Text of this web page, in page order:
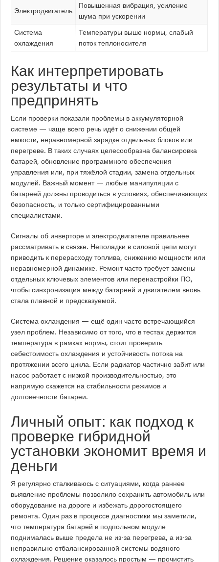
Электродвигатель
Повышенная вибрация, усиление
шума при ускорении
Система
охлаждения
Температуры выше нормы, слабый
поток теплоносителя
Как интерпретировать
результаты и что
предпринять
Если проверки показали проблемы в аккумуляторной
системе — чаще всего речь идёт о снижении общей
емкости, неравномерной зарядке отдельных блоков или
перегреве. В таких случаях целесообразна балансировка
батарей, обновление программного обеспечения
управления или, при тяжёлой стадии, замена отдельных
модулей. Важный момент — любые манипуляции с
батареей должны проводиться в условиях, обеспечивающих
безопасность, и только сертифицированными
специалистами.
Сигналы об инверторе и электродвигателе правильнее
рассматривать в связке. Неполадки в силовой цепи могут
приводить к перерасходу топлива, снижению мощности или
неравномерной динамике. Ремонт часто требует замены
отдельных ключевых элементов или перенастройки ПО,
чтобы синхронизация между батареей и двигателем вновь
стала плавной и предсказуемой.
Система охлаждения — ещё один часто встречающийся
узел проблем. Независимо от того, что в тестах держится
температура в рамках нормы, стоит проверить
себестоимость охлаждения и устойчивость потока на
протяжении всего цикла. Если радиатор частично забит или
насос работает с низкой производительностью, это
напрямую скажется на стабильности режимов и
долговечности батареи.
Личный опыт: как подход к
проверке гибридной
установки экономит время и
деньги
Я регулярно сталкиваюсь с ситуациями, когда раннее
выявление проблемы позволило сохранить автомобиль или
оборудование на дороге и избежать дорогостоящего
ремонта. Один раз в процессе диагностики мы заметили,
что температура батарей в подпольном модуле
поднималась выше предела не из-за перегрева, а из-за
неправильно отбалансированной системы водяного
охлаждения. Решение оказалось простым — прочистить